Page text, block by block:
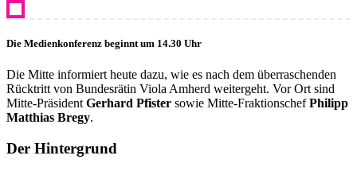
Die Medienkonferenz beginnt um 14.30 Uhr
Die Mitte informiert heute dazu, wie es nach dem überraschenden
Rücktritt von Bundesrätin Viola Amherd weitergeht. Vor Ort sind
Mitte-Präsident Gerhard Pfister sowie Mitte-FraktionschefPhilipp
Matthias Bregy.
Der Hintergrund